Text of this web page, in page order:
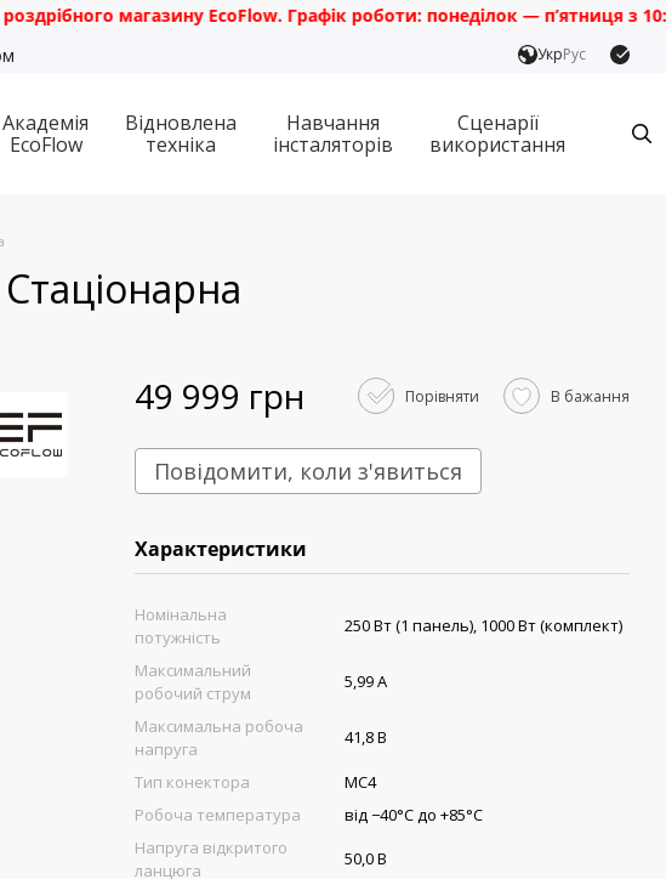
магазину EcoFlow. Графік роботи: понеділок — п’ятниця з 10:00 до
УкрРус
Академія
EcoFlow
Відновлена
техніка
Навчання
інсталяторів
Сценарії
використання
49 999 грн Порівняти В бажання
Повідомити, коли з'явиться
Характеристики
Номінальна
потужність
250 Вт (1 панель), 1000 Вт (комплект)
Максимальний
робочий струм
5,99 А
Максимальна робоча
напруга
41,8 В
Тип конектора
MC4
Робоча температура
від −40°C до +85°C
Напруга відкритого
ланцюга
50,0 В